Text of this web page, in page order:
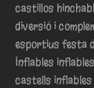
castillos
diversió i
esportius festa
Inflables
castells inflables